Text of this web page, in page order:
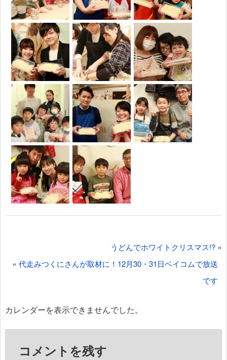
稿
ゲ
うどんでホワイトクリスマス!? »
«代走みつくにさんが取材に！12月30・31日ベイコムで放送
です
カレンダーを表示できませんでした。
コメントを残す